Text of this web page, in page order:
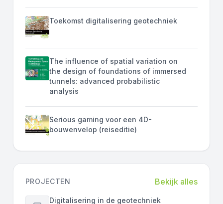
Toekomst digitalisering geotechniek
The influence of spatial variation on
the design of foundations of immersed
tunnels: advanced probabilistic
analysis
Serious gaming voor een 4D-
bouwenvelop (reiseditie)
PROJECTEN Bekijk alles
Digitalisering in de geotechniek